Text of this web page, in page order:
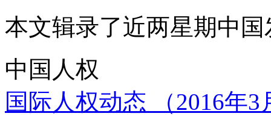
本文辑录了近两星期中
中国人权
国际人权动态 （2016年